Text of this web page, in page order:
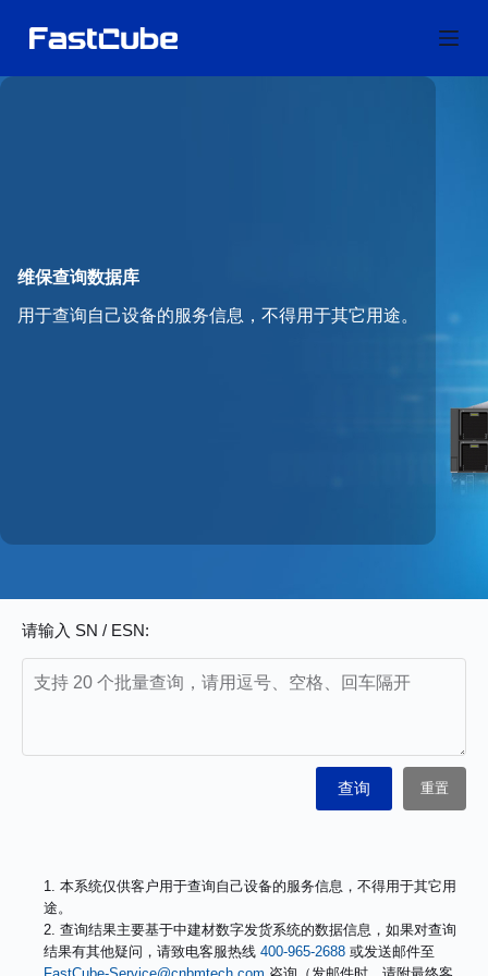
过
维保查询数据库
用于查询自己设备的服务信息，不得用于其它用途。
请输入 SN / ESN:
1. 本系统仅供客户用于查询自己设备的服务信息，不得用于其它用
途。
2. 查询结果主要基于中建材数字发货系统的数据信息，如果对查询
结果有其他疑问，请致电客服热线 400-965-2688 或发送邮件至